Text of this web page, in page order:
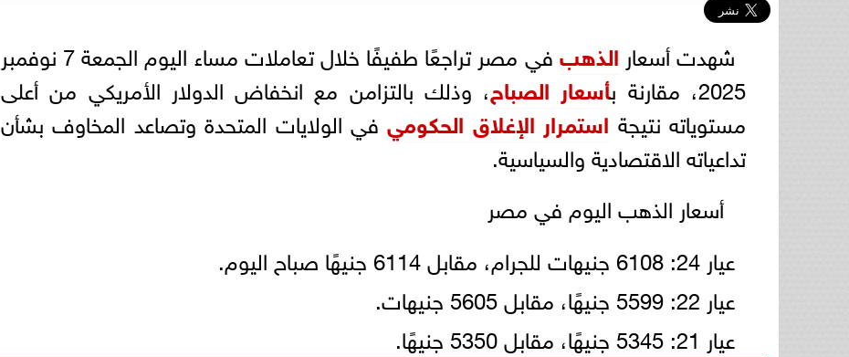
شهدت أسعار الذهب
في مصر تراجعًا طفيفًا خلال تعاملات مساء اليوم الجمعة 7 نوفمبر
2025، مقارنة ب
أسعار الصباح، وذلك بالتزامن مع انخفاض الدولار الأمريكي من أعلى
مستوياته نتيجة استمرار الإغلاق الحكوميفي الولايات المتحدة وتصاعد المخاوف بشأن
تداعياته الاقتصادية والسياسية.
أسعار الذهب اليوم في مصر
عيار 24: 6108 جنيهات للجرام، مقابل 6114 جنيهًا صباح اليوم.
عيار 22: 5599 جنيهًا، مقابل 5605 جنيهات.
عيار 21: 5345 جنيهًا، مقابل 5350 جنيهًا.